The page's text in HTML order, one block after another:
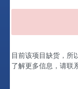
目前该项目缺货，所
了解更多信息，请联